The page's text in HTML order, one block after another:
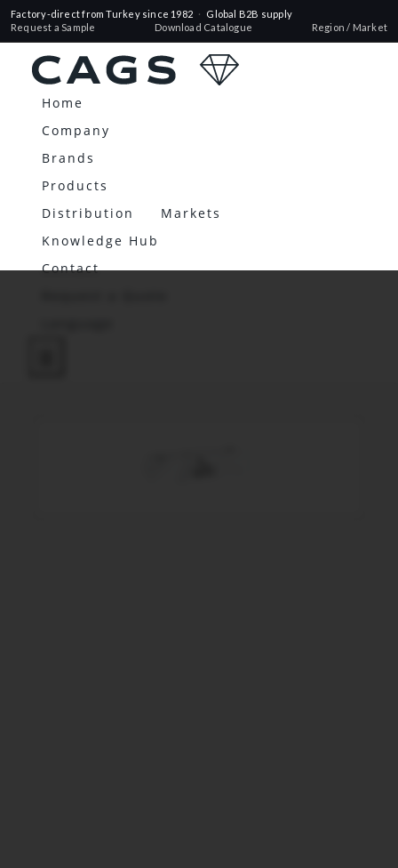
Factory-direct from Turkey since 1982 ·
Global B2B supply
Request a Sample
Download Catalogue Region / Market
Home
Company
Brands
Products
Distribution
Markets
Knowledge Hub
Contact